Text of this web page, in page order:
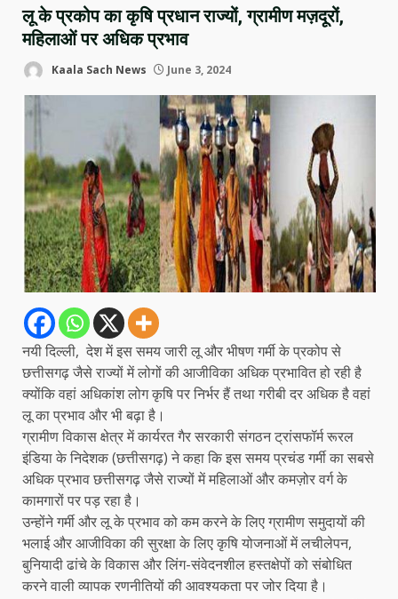
लू के प्रकोप का कृषि प्रधान राज्यों, ग्रामीण मज़दूरों,
महिलाओं पर अधिक प्रभाव
Kaala Sach News June 3, 2024
नयी दिल्ली, देश में इस समय जारी लू और भीषण गर्मी के प्रकोप से
छत्तीसगढ़ जैसे राज्यों में लोगों की आजीविका अधिक प्रभावित हो रही है
क्योंकि वहां अधिकांश लोग कृषि पर निर्भर हैं तथा गरीबी दर अधिक है वहां
लू का प्रभाव और भी बढ़ा है।
ग्रामीण विकास क्षेत्र में कार्यरत गैर सरकारी संगठन ट्रांसफॉर्म रूरल
इंडिया के निदेशक (छत्तीसगढ़) ने कहा कि इस समय प्रचंड गर्मी का सबसे
अधिक प्रभाव छत्तीसगढ़ जैसे राज्यों में महिलाओं और कमज़ोर वर्ग के
कामगारों पर पड़ रहा है।
उन्होंने गर्मी और लू के प्रभाव को कम करने के लिए ग्रामीण समुदायों की
भलाई और आजीविका की सुरक्षा के लिए कृषि योजनाओं में लचीलेपन,
बुनियादी ढांचे के विकास और लिंग-संवेदनशील हस्तक्षेपों को संबोधित
करने वाली व्यापक रणनीतियों की आवश्यकता पर जोर दिया है।